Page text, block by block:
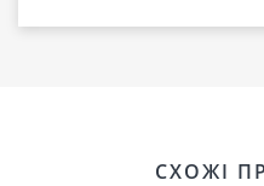
СХОЖІ